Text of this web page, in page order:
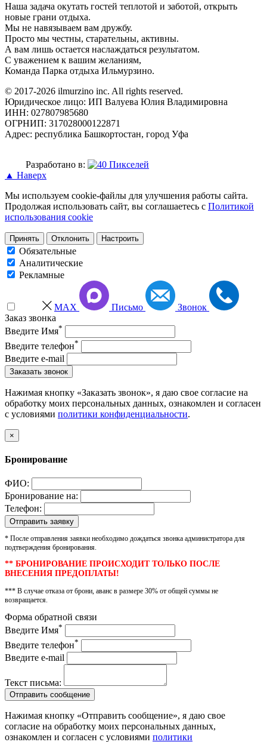
Наша задача окутать гостей теплотой и заботой, открыть
новые грани отдыха.
Мы не навязываем вам дружбу.
Просто мы честны, старательны, активны.
А вам лишь остается наслаждаться результатом.
С уважением к вашим желаниям,
Команда Парка отдыха Ильмурзино.
© 2017-2026 ilmurzino inc. All rights reserved.
Юридическое лицо: ИП Валуева Юлия Владимировна
ИНН: 027807985680
ОГРНИП: 317028000122871
Адрес: республика Башкортостан, город Уфа
Разработано в:
▲ Наверх
Мы используем cookie-файлы для улучшения работы сайта.
Продолжая использовать сайт, вы соглашаетесь с Политикой
использования cookie
Принять Отклонить Настроить
Обязательные
Аналитические
Рекламные
MAX Письмо
Звонок
Заказ звонка
Введите Имя*
Введите телефон*
Введите e-mail
Заказать звонок
Нажимая кнопку «Заказать звонок», я даю свое согласие на
обработку моих персональных данных, ознакомлен и согласен
с условиями политики конфиденциальности.
×
Бронирование
ФИО:
Бронирование на:
Телефон:
* После отправления заявки необходимо дождаться звонка администратора для
подтверждения бронирования.
** БРОНИРОВАНИЕ ПРОИСХОДИТ ТОЛЬКО ПОСЛЕ
ВНЕСЕНИЯ ПРЕДОПЛАТЫ!
*** В случае отказа от брони, аванс в размере 30% от общей суммы не
возвращается.
Форма обратной связи
Введите Имя*
Введите телефон*
Введите e-mail
Текст письма:
Отправить сообщение
Нажимая кнопку «Отправить сообщение», я даю свое
согласие на обработку моих персональных данных,
ознакомлен и согласен с условиями политики